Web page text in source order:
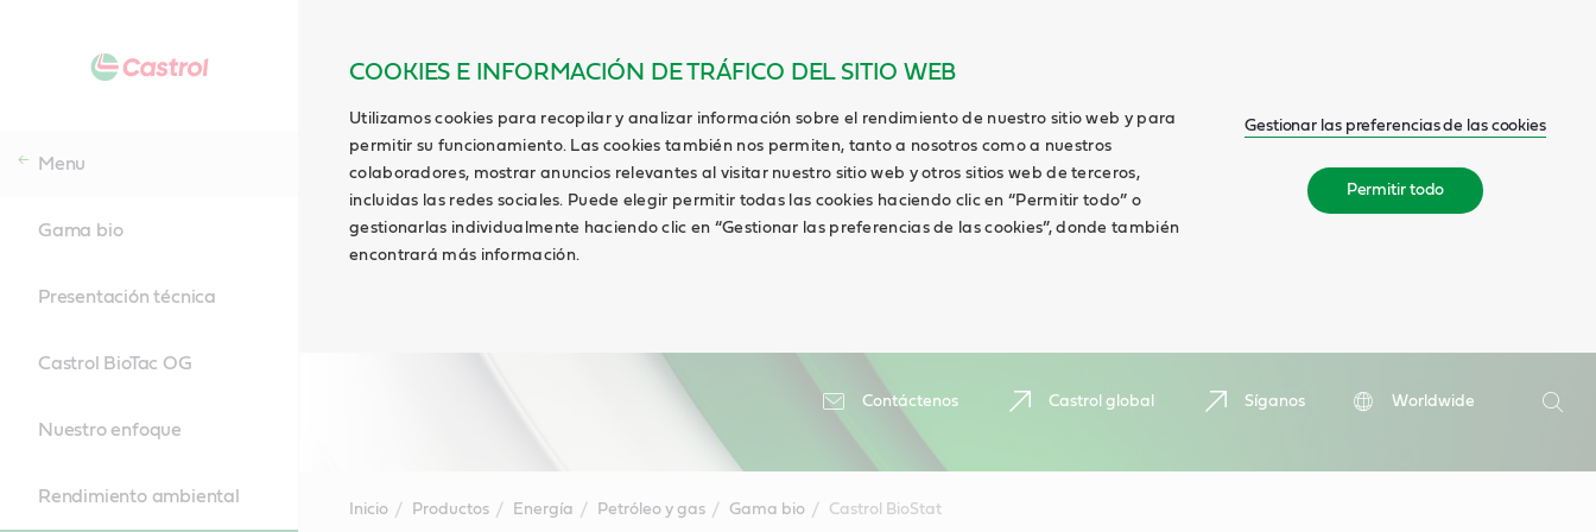
COOKIES E INFORMACIÓN DE TRÁFICO DEL SITIO WEB
Utilizamos cookies para recopilar y analizar información sobre el rendimiento de nuestro sitio web y para
permitir su funcionamiento. Las cookies también nos permiten, tanto a nosotros como a nuestros
colaboradores, mostrar anuncios relevantes al visitar nuestro sitio web y otros sitios web de terceros,
incluidas las redes sociales. Puede elegir permitir todas las cookies haciendo clic en “Permitir todo” o
gestionarlas individualmente haciendo clic en “Gestionar las preferencias de las cookies”, donde también
encontrará más información.
Gestionar las preferencias de las cookies
Permitir todo
Contáctenos Castrol global Síganos
Worldwide
Buscar
Menu
Gama bio
Presentación técnica
Castrol BioTac OG
Nuestro enfoque
Rendimiento ambiental
Inicio Productos Energía Petróleo y gas Gama bio Castrol BioStat